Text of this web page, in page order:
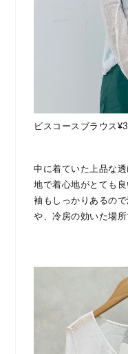
ビスコースブラウス
中に着ていた上品な
地で着心地がとても良
袖もしっかりあるの
や、冷房の効いた場所